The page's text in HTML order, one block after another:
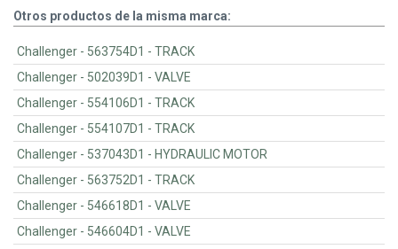
Otros productos de la misma marca:
Challenger - 563754D1 - TRACK
Challenger - 502039D1 - VALVE
Challenger - 554106D1 - TRACK
Challenger - 554107D1 - TRACK
Challenger - 537043D1 - HYDRAULIC MOTOR
Challenger - 563752D1 - TRACK
Challenger - 546618D1 - VALVE
Challenger - 546604D1 - VALVE